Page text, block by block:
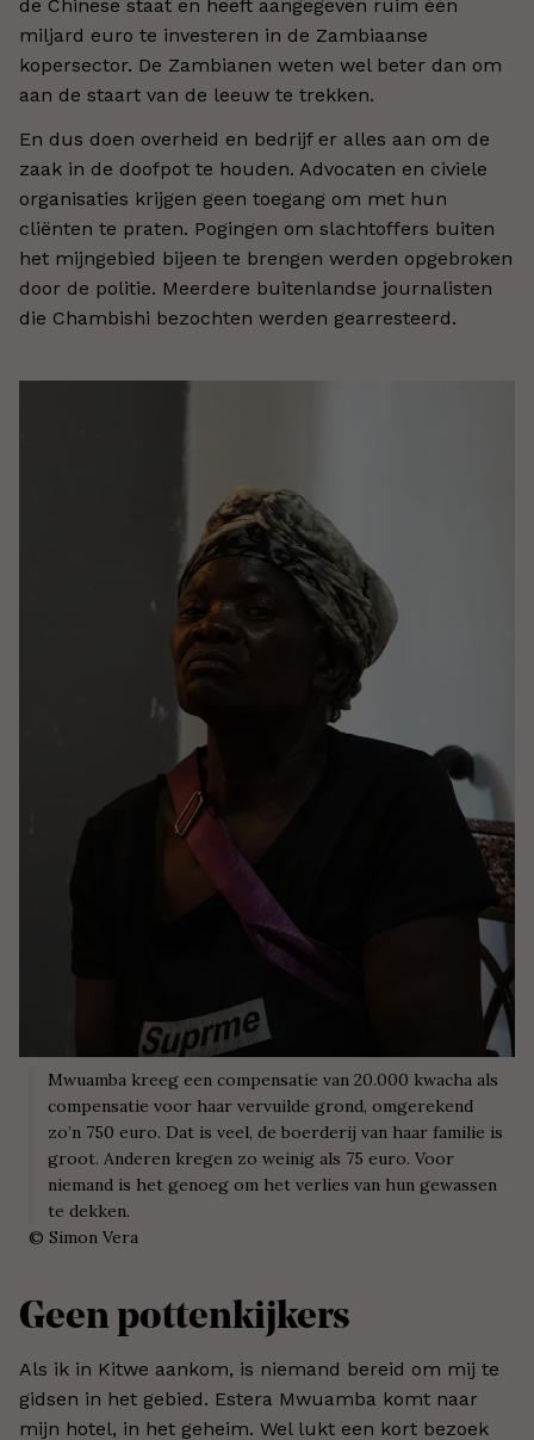
de Chinese staat en heeft aangegeven ruim één
miljard euro te investeren in de Zambiaanse
kopersector. De Zambianen weten wel beter dan om
aan de staart van de leeuw te trekken.
En dus doen overheid en bedrijf er alles aan om de
zaak in de doofpot te houden. Advocaten en civiele
organisaties krijgen geen toegang om met hun
cliënten te praten. Pogingen om slachtoffers buiten
het mijngebied bijeen te brengen werden opgebroken
door de politie. Meerdere buitenlandse journalisten
die Chambishi bezochten werden gearresteerd.
Mwuamba kreeg een compensatie van 20.000 kwacha als
compensatie voor haar vervuilde grond, omgerekend
zo’n 750 euro. Dat is veel, de boerderij van haar familie is
groot. Anderen kregen zo weinig als 75 euro. Voor
niemand is het genoeg om het verlies van hun gewassen
te dekken.
© Simon Vera
Geen pottenkijkers
Als ik in Kitwe aankom, is niemand bereid om mij te
gidsen in het gebied. Estera Mwuamba komt naar
mijn hotel, in het geheim. Wel lukt een kort bezoek